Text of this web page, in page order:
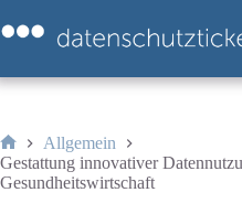
Inhalt
springen
Start
Allgemein
Gestattung innovativer
Gesundheitswirtschaft